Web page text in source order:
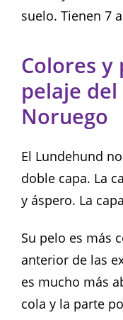
suelo. Tienen 7
Colores y
pelaje
Noruego
El Lundehund
doble capa. La
y áspero. La
Su pelo es más
anterior de las
es mucho más
cola y la parte